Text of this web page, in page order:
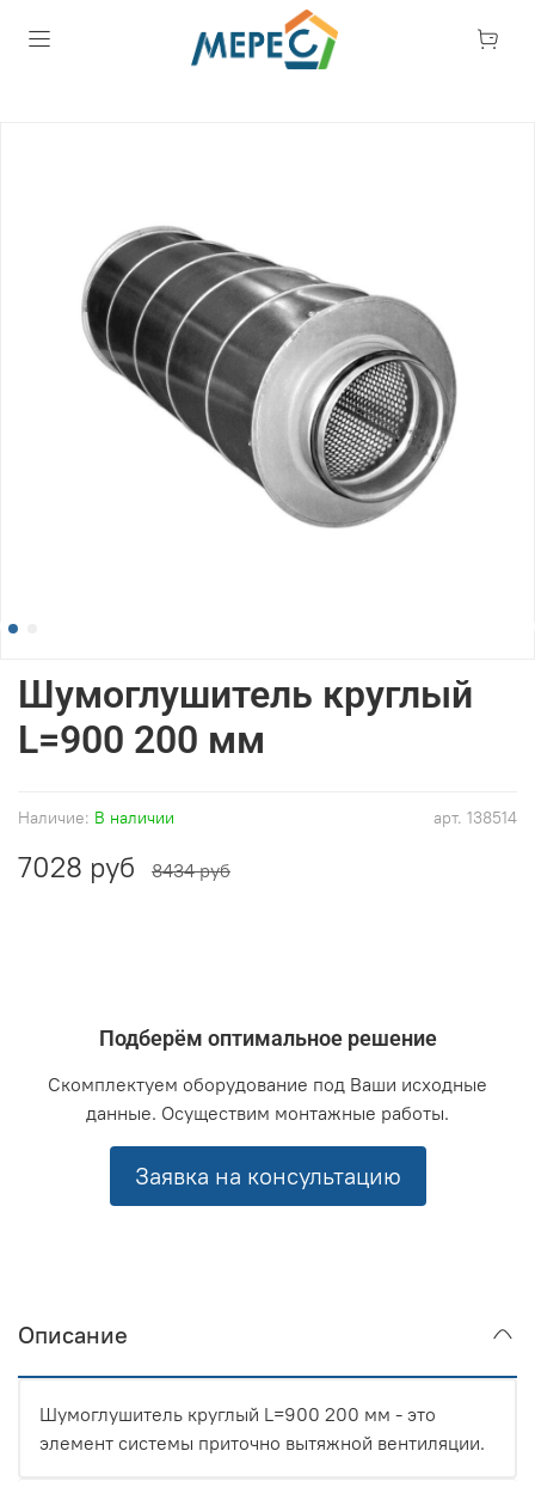
арт. 138514
Наличие: В наличии
Шумоглушитель круглый
L=900 200 мм
7028 руб 8434 руб
Подберём оптимальное решение
Скомплектуем оборудование под Ваши исходные
данные. Осуществим монтажные работы.
Заявка на консультацию
Описание
Шумоглушитель круглый L=900 200 мм - это
элемент системы приточно вытяжной вентиляции.